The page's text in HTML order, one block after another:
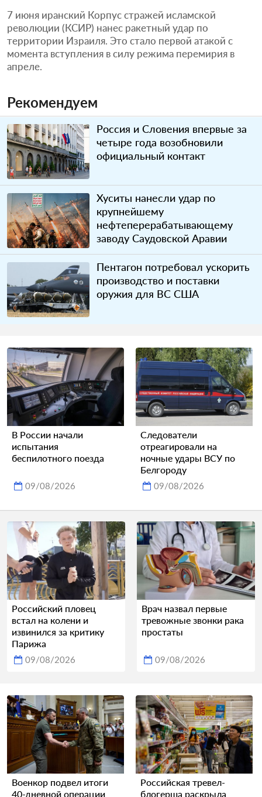
7 июня иранский Корпус стражей исламской
революции (КСИР) нанес ракетный удар по
территории Израиля. Это стало первой атакой с
момента вступления в силу режима перемирия в
апреле.
Рекомендуем
Россия и Словения впервые за
четыре года возобновили
официальный контакт
Хуситы нанесли удар по
крупнейшему
нефтеперерабатывающему
заводу Саудовской Аравии
Пентагон потребовал ускорить
производство и поставки
оружия для ВС США
В России начали
испытания
беспилотного поезда
09/08/2026
Следователи
отреагировали на
ночные удары ВСУ по
Белгороду
09/08/2026
Российский пловец
встал на колени и
извинился за критику
Парижа
09/08/2026
Врач назвал первые
тревожные звонки рака
простаты
09/08/2026
Военкор подвел итоги
40-дневной операции
Российская тревел-
блогерша раскрыла